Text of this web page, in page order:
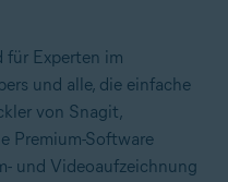
für Experten im
und alle, die einfache
von Snagit,
Premium-Software
und Videoaufzeichnung